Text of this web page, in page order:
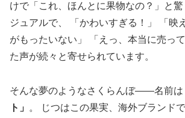
けで「これ、ほんとに果物なの？」と
ジュアルで、 「かわいすぎる！」 「映
がもったいない」 「えっ、本当に売っ
た声が続々と寄せられています。
そんな夢のようなさくらんぼ――名前は
ト」
。 じつはこの果実、海外ブランド